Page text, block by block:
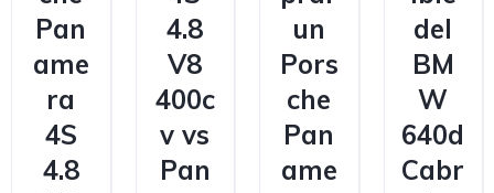
Pan
ame
ra
4S
4.8
4.8
V8
400c
v vs
Pan
un
Pors
che
Pan
ame
del
BM
W
640d
Cabr